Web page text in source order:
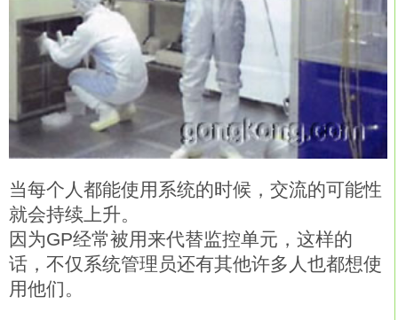
当每个人都能使用系统的时候，交流的可能性
就会持续上升。
因为GP经常被用来代替监控单元，这样的
话，不仅系统管理员还有其他许多人也都想使
用他们。